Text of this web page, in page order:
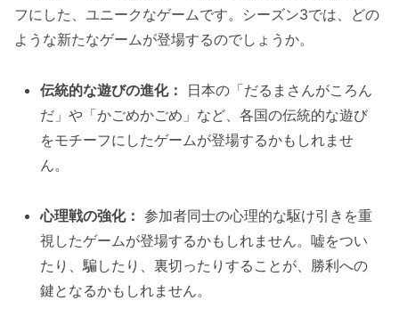
フにした、ユニークなゲームです。シーズン3では、どの
ような新たなゲームが登場するのでしょうか。
伝統的な遊びの進化：
日本の「だるまさんがころん
だ」や「かごめかごめ」など、各国の伝統的な遊び
をモチーフにしたゲームが登場するかもしれませ
ん。
心理戦の強化： 参加者同士の心理的な駆け引きを重
視したゲームが登場するかもしれません。嘘をつい
たり、騙したり、裏切ったりすることが、勝利への
鍵となるかもしれません。